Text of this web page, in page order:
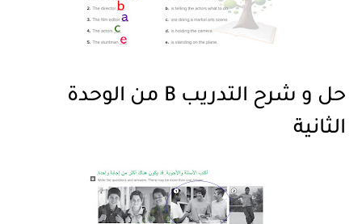
حل و شرح التدريب B من الوحدة
الثانية